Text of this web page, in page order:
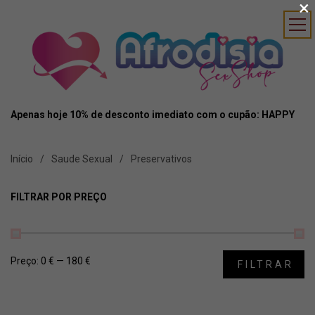
Apenas hoje 10% de desconto imediato com o cupão: HAPPY
Início Saude Sexual Preservativos
FILTRAR POR PREÇO
FILTRAR
Preço: 0 € — 180 €
×